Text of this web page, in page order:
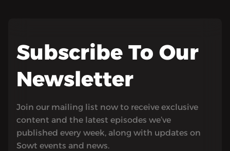
Subscribe To Our
Newsletter
Join our mailing list now to receive exclusive
content and the latest episodes we’ve
published every week, along with updates on
Sowt events and news.